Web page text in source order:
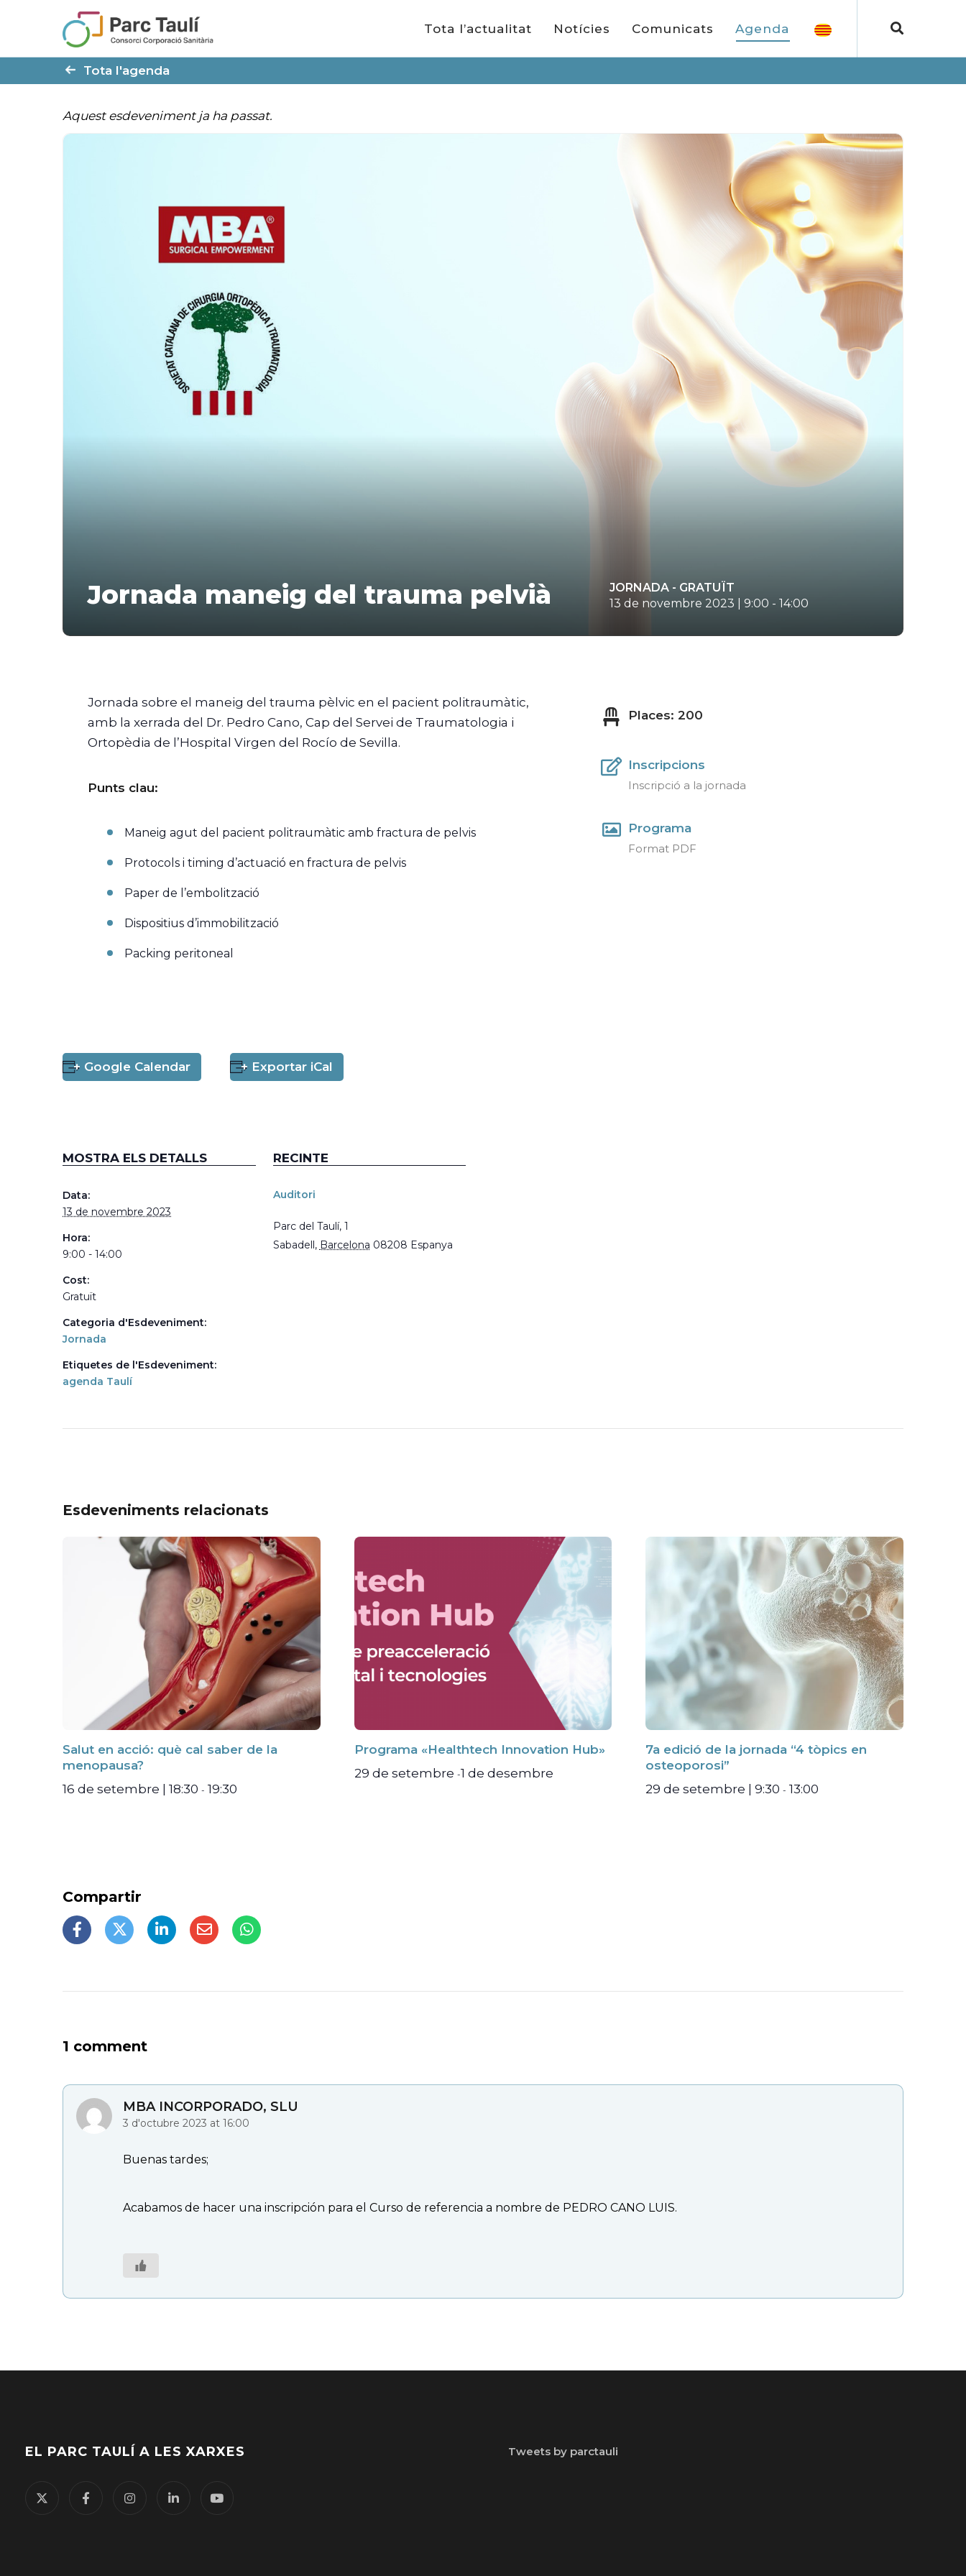
navigation
Tota l’actualitat Notícies Comunicats Agenda
Tota l'agenda
Aquest esdeveniment ja ha passat.
Jornada maneig del trauma pelvià 13 de novembre 2023 | 9:00 - 14:00
JORNADA - GRATUÏT
Jornada sobre el maneig del trauma pèlvic en el pacient politraumàtic,
amb la xerrada del Dr. Pedro Cano, Cap del Servei de Traumatologia i
Ortopèdia de l’Hospital Virgen del Rocío de Sevilla.
Punts clau:
Maneig agut del pacient politraumàtic amb fractura de pelvis
Protocols i timing d’actuació en fractura de pelvis
Paper de l’embolització
Dispositius d’immobilització
Packing peritoneal
Places: 200
Inscripcions
Inscripció a la jornada
Programa
Format PDF
+ Google Calendar + Exportar iCal
MOSTRA ELS DETALLS
Data:
13 de novembre 2023
Hora:
9:00 - 14:00
Cost:
Gratuït
Categoria d'Esdeveniment:
Jornada
Etiquetes de l'Esdeveniment:
agenda Taulí
RECINTE
Auditori
Parc del Taulí, 1
Sabadell, Barcelona 08208 Espanya
Esdeveniments relacionats
Salut en acció: què cal saber de la
menopausa?
16 de setembre | 18:30 - 19:30
Programa «Healthtech Innovation Hub»
29 de setembre -1 de desembre
7a edició de la jornada “4 tòpics en
osteoporosi”
29 de setembre | 9:30 - 13:00
1 comment
MBA INCORPORADO, SLU
3 d'octubre 2023 at 16:00
Buenas tardes;
Acabamos de hacer una inscripción para el Curso de referencia a nombre de PEDRO CANO LUIS.
EL PARC TAULÍ A LES XARXES Tweets by parctauli